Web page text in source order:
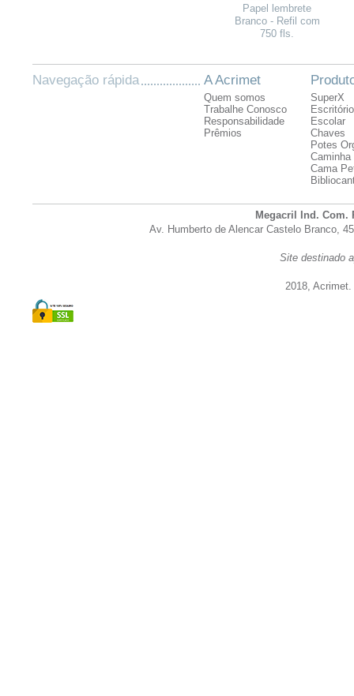
Papel lembrete
Branco - Refil com
750 fls.
Navegação rápida A Acrimet
Quem somos
Trabalhe Conosco
Responsabilidade
Prêmios
SuperX
Escritório
Escolar
Chaves
Potes
Cama
Megacril Ind.
Av. Humberto de Alencar Castelo Branco,
Site destinado
2018,